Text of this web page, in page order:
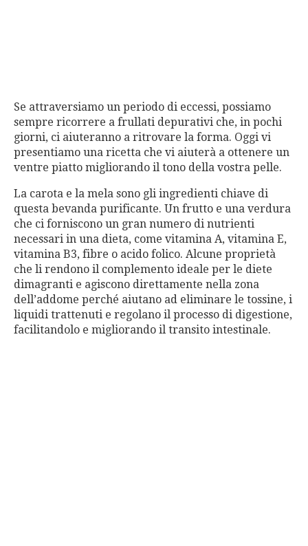
Se attraversiamo un periodo di eccessi, possiamo
sempre ricorrere a frullati depurativi che, in pochi
giorni, ci aiuteranno a ritrovare la forma. Oggi vi
presentiamo una ricetta che vi aiuterà a ottenere un
ventre piatto migliorando il tono della vostra pelle.
La carota e la mela sono gli ingredienti chiave di
questa bevanda purificante. Un frutto e una verdura
che ci forniscono un gran numero di nutrienti
necessari in una dieta, come vitamina A, vitamina E,
vitamina B3, fibre o acido folico. Alcune proprietà
che li rendono il complemento ideale per le diete
dimagranti e agiscono direttamente nella zona
dell’addome perché aiutano ad eliminare le tossine, i
liquidi trattenuti e regolano il processo di digestione,
facilitandolo e migliorando il transito intestinale.